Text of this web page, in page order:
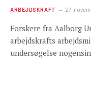
ARBEJDSKRAFT 27.
Forskere fra Aalborg
arbejdskrafts
undersøgelse